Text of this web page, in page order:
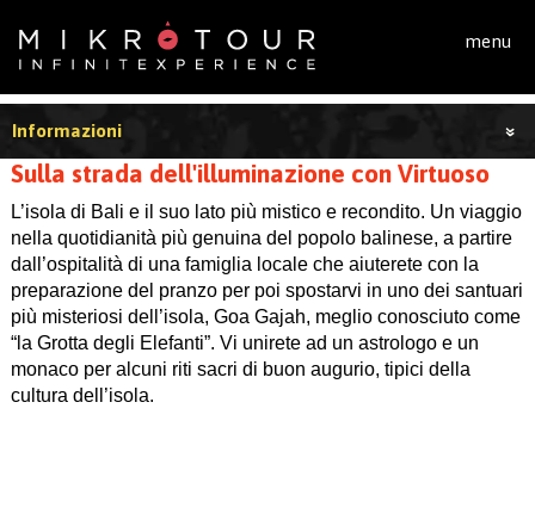
menu
Informazioni
Sulla strada dell'illuminazione con Virtuoso
L’isola di Bali e il suo lato più mistico e recondito. Un viaggio
nella quotidianità più genuina del popolo balinese, a partire
dall’ospitalità di una famiglia locale che aiuterete con la
preparazione del pranzo per poi spostarvi in uno dei santuari
più misteriosi dell’isola, Goa Gajah, meglio conosciuto come
“la Grotta degli Elefanti”. Vi unirete ad un astrologo e un
monaco per alcuni riti sacri di buon augurio, tipici della
cultura dell’isola.